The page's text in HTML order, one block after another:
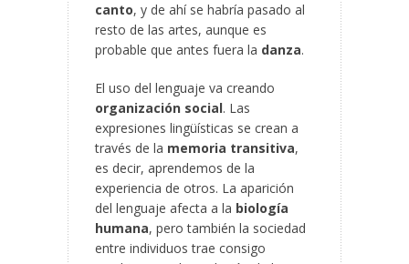
canto, y de ahí se habría pasado al
resto de las artes, aunque es
probable que antes fuera la danza.
El uso del lenguaje va creando
organización social. Las
expresiones lingüísticas se crean a
través de la memoria transitiva,
es decir, aprendemos de la
experiencia de otros. La aparición
del lenguaje afecta a la biología
humana, pero también la sociedad
entre individuos trae consigo